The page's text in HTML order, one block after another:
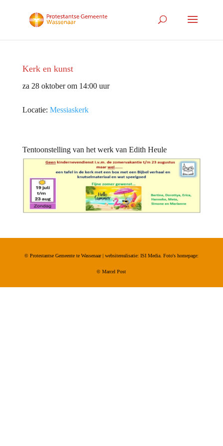
Kerk en kunst
za 28 oktober om 14:00 uur
Locatie: Messiaskerk
Tentoonstelling van het werk van Edith Heule
© Protestantse Gemeente te Wassenaar | websiterealisatie: ISI Media. Foto's homepage:
©Marcel Post